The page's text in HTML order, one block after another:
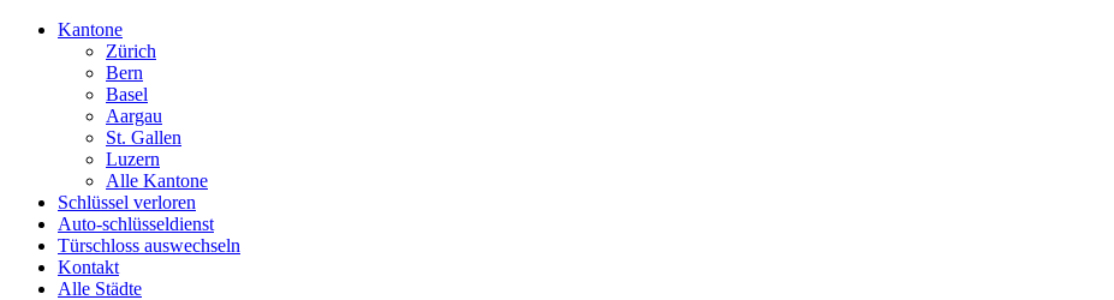
Kantone
Zürich
Bern
Basel
Aargau
St. Gallen
Luzern
Alle Kantone
Schlüssel verloren
Auto-schlüsseldienst
Türschloss auswechseln
Kontakt
Alle Städte